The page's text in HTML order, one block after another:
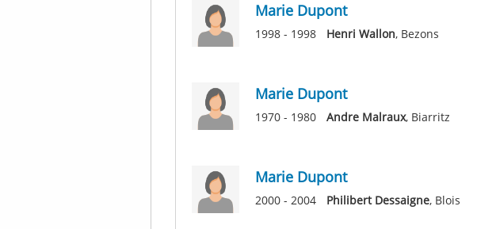
Marie Dupont
1998 - 1998 Henri Wallon, Bezons
Marie Dupont
1970 - 1980 Andre Malraux, Biarritz
Marie Dupont
2000 - 2004 Philibert Dessaigne, Blois